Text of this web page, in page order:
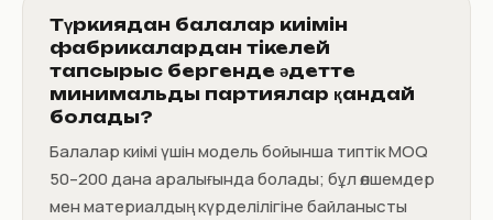
Түркиядан балалар киімін
фабрикалардан тікелей
тапсырыс бергенде әдетте
минимальды партиялар қандай
болады?
Балалар киімі үшін модель бойынша типтік MOQ
50–200 дана аралығында болады; бұл өлшемдер
мен материалдың күрделілігіне байланысты